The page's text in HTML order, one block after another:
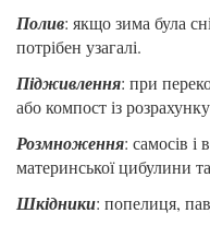
Полив: якщо зима була
потрібен узагалі.
Підживлення: при
або компост із
Розмноження: самосів і
материнської цибулини
Шкідники: попелиця,